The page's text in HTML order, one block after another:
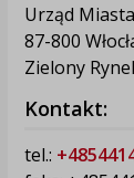
Urząd
87-800
Zielony
Kontakt:
tel.: